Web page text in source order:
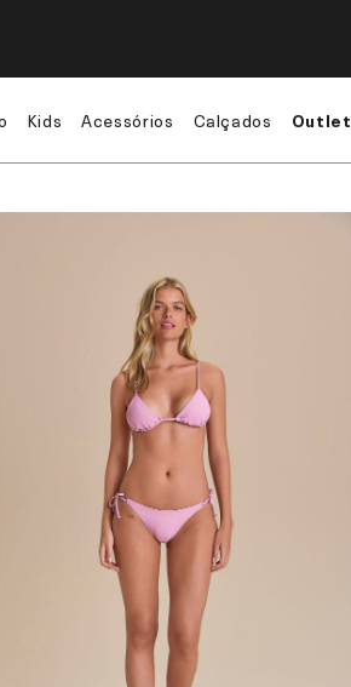
Kids Acessórios Calçados Outlet